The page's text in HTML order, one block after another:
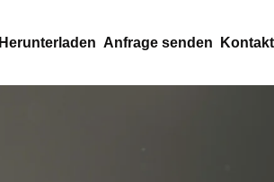
Herunterladen Anfrage senden